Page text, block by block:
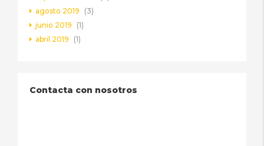
agosto 2019
(3)
junio 2019
(1)
abril 2019
(1)
Contacta con nosotros